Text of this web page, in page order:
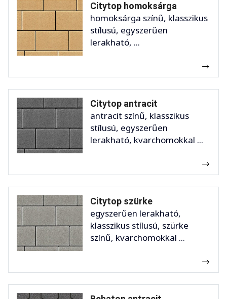
Citytop homoksárga
homoksárga színű, klasszikus
stílusú, egyszerűen
lerakható, ...
Citytop antracit
antracit színű, klasszikus
stílusú, egyszerűen
lerakható, kvarchomokkal ...
Citytop szürke
egyszerűen lerakható,
klasszikus stílusú, szürke
színű, kvarchomokkal ...